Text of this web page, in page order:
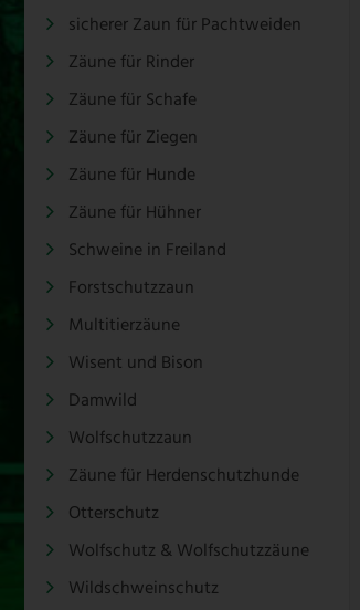
sicherer Zaun für Pachtweiden
Zäune für Rinder
Zäune für Schafe
Zäune für Ziegen
Zäune für Hunde
Zäune für Hühner
Schweine in Freiland
Forstschutzzaun
Multitierzäune
Wisent und Bison
Damwild
Wolfschutzzaun
Zäune für Herdenschutzhunde
Otterschutz
Wolfschutz & Wolfschutzzäune
Wildschweinschutz